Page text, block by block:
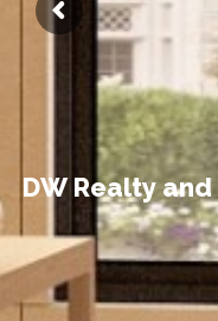
DW Realtyand